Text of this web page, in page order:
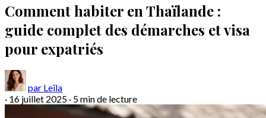
Comment habiter en Thaïlande :
guide complet des démarches et visa
pour expatriés
par Leïla
· 16 juillet 2025 · 5 min de lecture